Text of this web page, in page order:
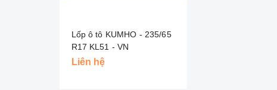
Lốp ô tô KUMHO - 235/65
R17 KL51 - VN
Liên hệ